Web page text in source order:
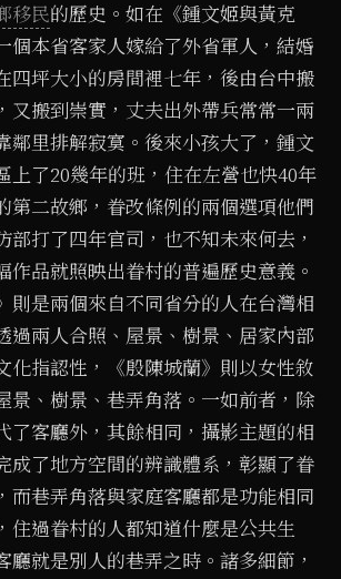
移民的歷史。如在《鍾文姬與黃克
個本省客家人嫁給了外省軍人，結婚
四坪大小的房間裡七年，後由台中搬
又搬到崇實，丈夫出外帶兵常常一兩
鄰里排解寂寞。後來小孩大了，鍾文
上了20幾年的班，住在左營也快40年
第二故鄉，眷改條例的兩個選項他們
部打了四年官司，也不知未來何去，
作品就照映出眷村的普遍歷史意義。
則是兩個來自不同省分的人在台灣相
過兩人合照、屋景、樹景、居家內部
化指認性，《殷陳城蘭》則以女性敘
景、樹景、巷弄角落。一如前者，除
了客廳外，其餘相同，攝影主題的相
成了地方空間的辨識體系，彰顯了眷
而巷弄角落與家庭客廳都是功能相同
住過眷村的人都知道什麼是公共生
廳就是別人的巷弄之時。諸多細節，